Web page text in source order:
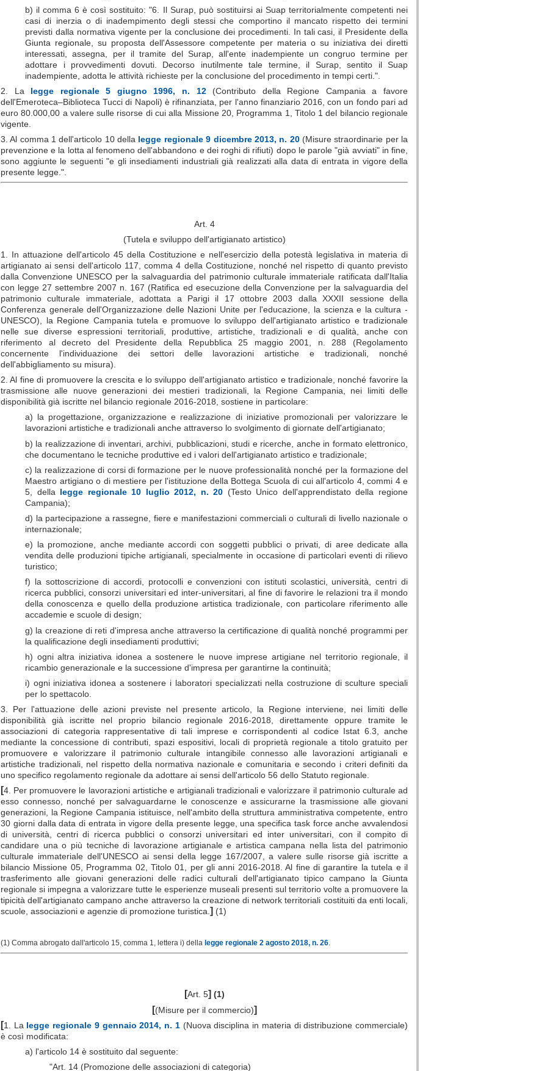
b) il comma 6 è così sostituito: "6. Il Surap, può sostituirsi ai Suap territorialmente competenti nei
casi di inerzia o di inadempimento degli stessi che comportino il mancato rispetto dei termini
previsti dalla normativa vigente per la conclusione dei procedimenti. In tali casi, il Presidente della
Giunta regionale, su proposta dell'Assessore competente per materia o su iniziativa dei diretti
interessati, assegna, per il tramite del Surap, all'ente inadempiente un congruo termine per
adottare i provvedimenti dovuti. Decorso inutilmente tale termine, il Surap, sentito il Suap
inadempiente, adotta le attività richieste per la conclusione del procedimento in tempi certi.".
2. La legge regionale 5 giugno 1996, n. 12(Contributo della Regione Campania a favore
dell'Emeroteca–Biblioteca Tucci di Napoli) è rifinanziata, per l'anno finanziario 2016, con un fondo pari ad
euro 80.000,00 a valere sulle risorse di cui alla Missione 20, Programma 1, Titolo 1 del bilancio regionale
vigente.
3. Al comma 1 dell'articolo 10 della legge regionale 9 dicembre 2013, n. 20(Misure straordinarie per la
prevenzione e la lotta al fenomeno dell'abbandono e dei roghi di rifiuti) dopo le parole "già avviati" in fine,
sono aggiunte le seguenti "e gli insediamenti industriali già realizzati alla data di entrata in vigore della
presente legge.".
Art. 4
(Tutela e sviluppo dell'artigianato artistico)
1. In attuazione dell'articolo 45 della Costituzione e nell'esercizio della potestà legislativa in materia di
artigianato ai sensi dell'articolo 117, comma 4 della Costituzione, nonché nel rispetto di quanto previsto
dalla Convenzione UNESCO per la salvaguardia del patrimonio culturale immateriale ratificata dall'Italia
con legge 27 settembre 2007 n. 167 (Ratifica ed esecuzione della Convenzione per la salvaguardia del
patrimonio culturale immateriale, adottata a Parigi il 17 ottobre 2003 dalla XXXII sessione della
Conferenza generale dell'Organizzazione delle Nazioni Unite per l'educazione, la scienza e la cultura -
UNESCO), la Regione Campania tutela e promuove lo sviluppo dell'artigianato artistico e tradizionale
nelle sue diverse espressioni territoriali, produttive, artistiche, tradizionali e di qualità, anche con
riferimento al decreto del Presidente della Repubblica 25 maggio 2001, n. 288 (Regolamento
concernente l'individuazione dei settori delle lavorazioni artistiche e tradizionali, nonché
dell'abbigliamento su misura).
2. Al fine di promuovere la crescita e lo sviluppo dell'artigianato artistico e tradizionale, nonché favorire la
trasmissione alle nuove generazioni dei mestieri tradizionali, la Regione Campania, nei limiti delle
disponibilità già iscritte nel bilancio regionale 2016-2018, sostiene in particolare:
a) la progettazione, organizzazione e realizzazione di iniziative promozionali per valorizzare le
lavorazioni artistiche e tradizionali anche attraverso lo svolgimento di giornate dell'artigianato;
b) la realizzazione di inventari, archivi, pubblicazioni, studi e ricerche, anche in formato elettronico,
che documentano le tecniche produttive ed i valori dell'artigianato artistico e tradizionale;
c) la realizzazione di corsi di formazione per le nuove professionalità nonché per la formazione del
Maestro artigiano o di mestiere per l'istituzione della Bottega Scuola di cui all'articolo 4, commi 4 e
5, della legge regionale 10 luglio 2012, n. 20 (Testo Unico dell'apprendistato della regione
Campania);
d) la partecipazione a rassegne, fiere e manifestazioni commerciali o culturali di livello nazionale o
internazionale;
e) la promozione, anche mediante accordi con soggetti pubblici o privati, di aree dedicate alla
vendita delle produzioni tipiche artigianali, specialmente in occasione di particolari eventi di rilievo
turistico;
f) la sottoscrizione di accordi, protocolli e convenzioni con istituti scolastici, università, centri di
ricerca pubblici, consorzi universitari ed inter-universitari, al fine di favorire le relazioni tra il mondo
della conoscenza e quello della produzione artistica tradizionale, con particolare riferimento alle
accademie e scuole di design;
g) la creazione di reti d'impresa anche attraverso la certificazione di qualità nonché programmi per
la qualificazione degli insediamenti produttivi;
h) ogni altra iniziativa idonea a sostenere le nuove imprese artigiane nel territorio regionale, il
ricambio generazionale e la successione d'impresa per garantirne la continuità;
i) ogni iniziativa idonea a sostenere i laboratori specializzati nella costruzione di sculture speciali
per lo spettacolo.
3. Per l'attuazione delle azioni previste nel presente articolo, la Regione interviene, nei limiti delle
disponibilità già iscritte nel proprio bilancio regionale 2016-2018, direttamente oppure tramite le
associazioni di categoria rappresentative di tali imprese e corrispondenti al codice Istat 6.3, anche
mediante la concessione di contributi, spazi espositivi, locali di proprietà regionale a titolo gratuito per
promuovere e valorizzare il patrimonio culturale intangibile connesso alle lavorazioni artigianali e
artistiche tradizionali, nel rispetto della normativa nazionale e comunitaria e secondo i criteri definiti da
uno specifico regolamento regionale da adottare ai sensi dell'articolo 56 dello Statuto regionale.
[4. Per promuovere le lavorazioni artistiche e artigianali tradizionali e valorizzare il patrimonio culturale ad
esso connesso, nonché per salvaguardarne le conoscenze e assicurarne la trasmissione alle giovani
generazioni, la Regione Campania istituisce, nell'ambito della struttura amministrativa competente, entro
30 giorni dalla data di entrata in vigore della presente legge, una specifica task force anche avvalendosi
di università, centri di ricerca pubblici o consorzi universitari ed inter universitari, con il compito di
candidare una o più tecniche di lavorazione artigianale e artistica campana nella lista del patrimonio
culturale immateriale dell'UNESCO ai sensi della legge 167/2007, a valere sulle risorse già iscritte a
bilancio Missione 05, Programma 02, Titolo 01, per gli anni 2016-2018. Al fine di garantire la tutela e il
trasferimento alle giovani generazioni delle radici culturali dell'artigianato tipico campano la Giunta
regionale si impegna a valorizzare tutte le esperienze museali presenti sul territorio volte a promuovere la
tipicità dell'artigianato campano anche attraverso la creazione di network territoriali costituiti da enti locali,
scuole, associazioni e agenzie di promozione turistica.] (1)
(1) Comma abrogato dall'articolo 15, comma 1, lettera i) della legge regionale 2 agosto 2018, n. 26
[Art. 5] (1)
[(Misure per il commercio)]
[1. La legge regionale 9 gennaio 2014, n. 1(Nuova disciplina in materia di distribuzione commerciale)
è così modificata:
a) l'articolo 14 è sostituito dal seguente:
"Art. 14 (Promozione delle associazioni di categoria)